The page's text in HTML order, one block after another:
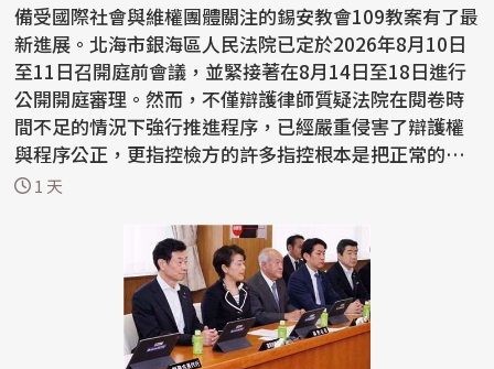
備受國際社會與維權團體關注的錫安教會109教案有了最
新進展。北海市銀海區人民法院已定於2026年8月10日
至11日召開庭前會議，並緊接著在8月14日至18日進行
公開開庭審理。然而，不僅辯護律師質疑法院在閱卷時
間不足的情況下強行推進程序，已經嚴重侵害了辯護權
與程序公正，更指控檢方的許多指控根本是把正常的宗
教活動...
1 天